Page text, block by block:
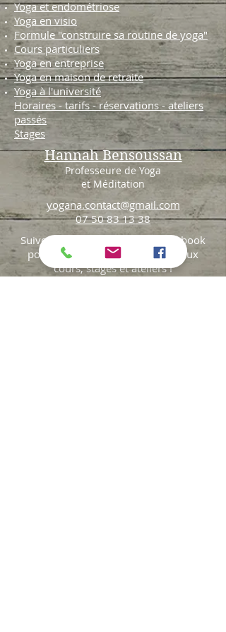
Yoga et endométriose
Yoga en visio
Formule "construire sa routine de yoga"
Cours particuliers
Yoga en entreprise
Yoga en maison de retraite
Yoga à l'université
Horaires - tarifs - réservations - ateliers
passés
Stages
Hannah Bensoussan
Professeure de Yoga
et Méditation
yogana.contact@gmail.com
07 50 83 13 38
Suivez-moi sur Instagram et Facebook
pour être au courant des nouveaux
cours, stages et ateliers !